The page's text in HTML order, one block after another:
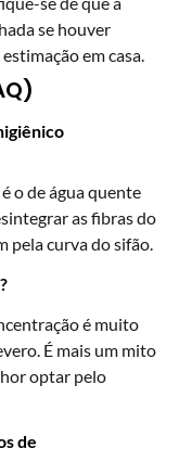
se houver
em casa.
o de água quente
as fibras do
pela curva do sifão.
é muito
É mais um mito
optar pelo
de